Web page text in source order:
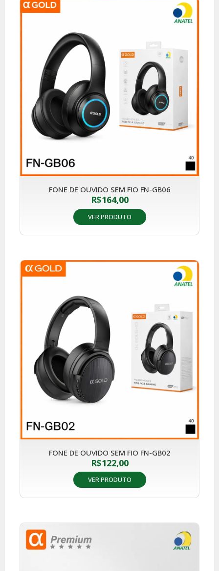
FONE DE OUVIDO SEM FIO FN-GB06
R$164,00
VER PRODUTO
FONE DE OUVIDO SEM FIO FN-GB02
R$122,00
VER PRODUTO